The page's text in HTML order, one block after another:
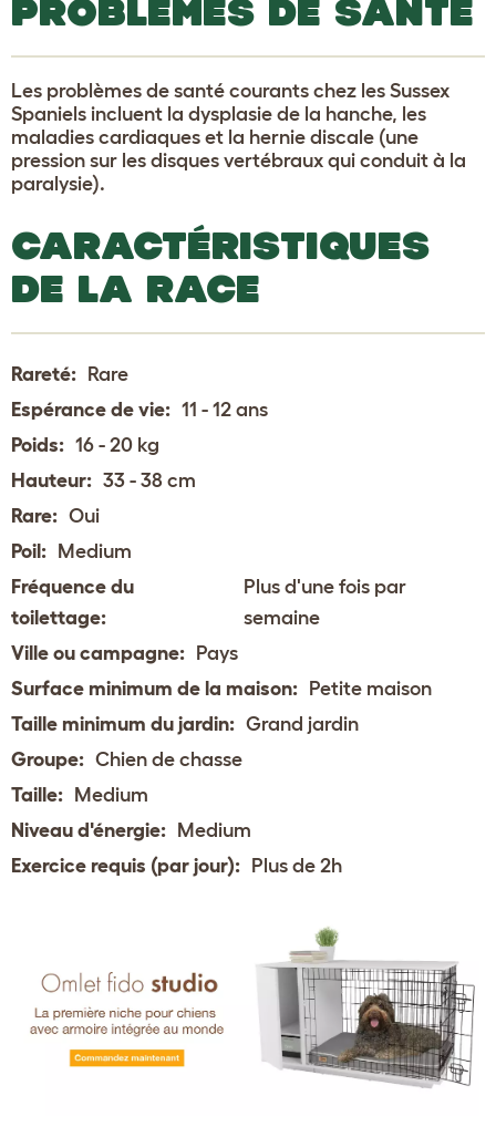
PROBLÈMES DE SANTÉ
Les problèmes de santé courants chez les Sussex
Spaniels incluent la dysplasie de la hanche, les
maladies cardiaques et la hernie discale (une
pression sur les disques vertébraux qui conduit à la
paralysie).
CARACTÉRISTIQUES
DE LA RACE
Rareté: Rare
Espérance de vie: 11 - 12 ans
Poids: 16 - 20 kg
Hauteur: 33 - 38 cm
Rare: Oui
Poil: Medium
Fréquence du
toilettage:
Plus d'une fois par
semaine
Ville ou campagne: Pays
Surface minimum de la maison: Petite maison
Taille minimum du jardin: Grand jardin
Groupe: Chien de chasse
Taille: Medium
Niveau d'énergie: Medium
Exercice requis (par jour): Plus de 2h